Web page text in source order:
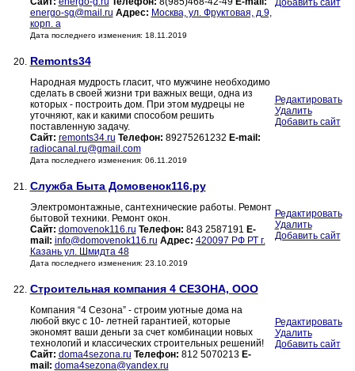
energo-sg@mail.ru Адрес: Москва, ул. Фруктовая, д.9,
корп. а
Дата последнего изменения: 18.11.2019
Добавить сайт
20. Remonts34
Народная мудрость гласит, что мужчине необходимо
сделать в своей жизни три важных вещи, одна из
которых - построить дом. При этом мудрецы не
уточняют, как и какими способом решить
поставленную задачу.
Сайт: remonts34.ru Телефон: 89275261232 E-mail:
radiocanal.ru@gmail.com
Дата последнего изменения: 06.11.2019
Редактировать
Удалить
Добавить сайт
21. Служба Быта Домовенок116.ру
Электромонтажные, сантехнические работы. Ремонт
бытовой техники. Ремонт окон.
Сайт: domovenok116.ru Телефон: 843 2587191 E-
mail: info@domovenok116.ru Адрес: 420097 РФ РТ г.
Казань ул. Шмидта 48
Дата последнего изменения: 23.10.2019
Редактировать
Удалить
Добавить сайт
22. Строительная компания 4 СЕЗОНА, ООО
Компания “4 Сезона” - строим уютные дома на
любой вкус с 10- летней гарантией, которые
экономят ваши деньги за счет комбинации новых
технологий и классических строительных решений!
Сайт: doma4sezona.ru Телефон: 812 5070213 E-
mail: doma4sezona@yandex.ru
Редактировать
Удалить
Добавить сайт